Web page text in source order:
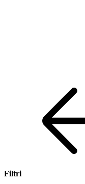
Filtri